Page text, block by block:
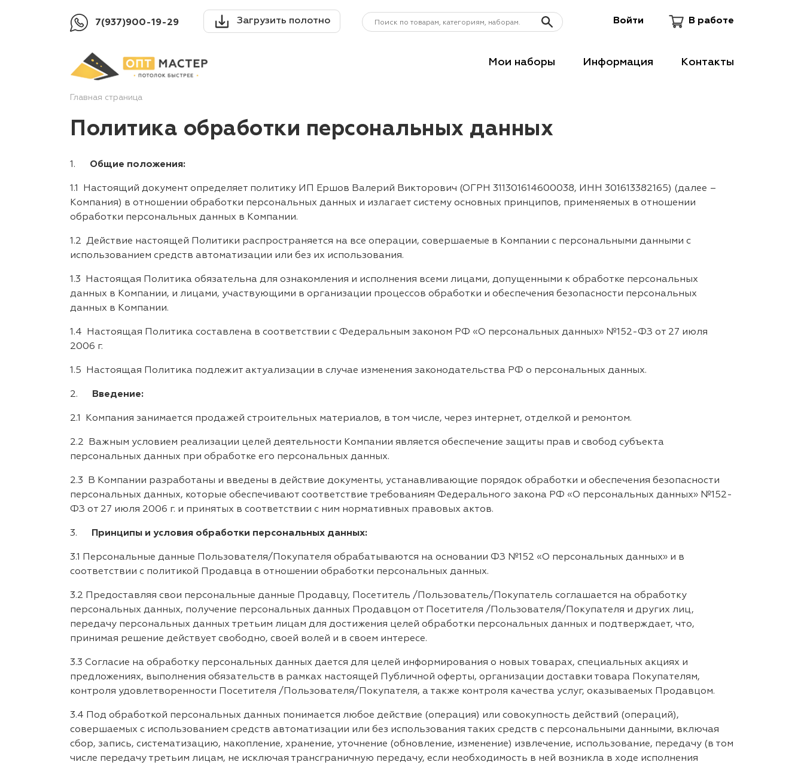
7(937)900-19-29 Загрузить полотно Войти В работе
Мои наборы Информация Контакты
Главная страница
Политика обработки персональных данных
1. Общие положения:
1.1 Настоящий документ определяет политику ИП Ершов Валерий Викторович (ОГРН 311301614600038, ИНН 301613382165) (далее –
Компания) в отношении обработки персональных данных и излагает систему основных принципов, применяемых в отношении
обработки персональных данных в Компании.
1.2 Действие настоящей Политики распространяется на все операции, совершаемые в Компании с персональными данными с
использованием средств автоматизации или без их использования.
1.3 Настоящая Политика обязательна для ознакомления и исполнения всеми лицами, допущенными к обработке персональных
данных в Компании, и лицами, участвующими в организации процессов обработки и обеспечения безопасности персональных
данных в Компании.
1.4 Настоящая Политика составлена в соответствии с Федеральным законом РФ «О персональных данных» №152-ФЗ от 27 июля
2006 г.
1.5 Настоящая Политика подлежит актуализации в случае изменения законодательства РФ о персональных данных.
2. Введение:
2.1 Компания занимается продажей строительных материалов, в том числе, через интернет, отделкой и ремонтом.
2.2 Важным условием реализации целей деятельности Компании является обеспечение защиты прав и свобод субъекта
персональных данных при обработке его персональных данных.
2.3 В Компании разработаны и введены в действие документы, устанавливающие порядок обработки и обеспечения безопасности
персональных данных, которые обеспечивают соответствие требованиям Федерального закона РФ «О персональных данных» №152-
ФЗ от 27 июля 2006 г. и принятых в соответствии с ним нормативных правовых актов.
3. Принципы и условия обработки персональных данных:
3.1 Персональные данные Пользователя/Покупателя обрабатываются на основании ФЗ №152 «О персональных данных» и в
соответствии с политикой Продавца в отношении обработки персональных данных.
3.2 Предоставляя свои персональные данные Продавцу, Посетитель /Пользователь/Покупатель соглашается на обработку
персональных данных, получение персональных данных Продавцом от Посетителя /Пользователя/Покупателя и других лиц,
передачу персональных данных третьим лицам для достижения целей обработки персональных данных и подтверждает, что,
принимая решение действует свободно, своей волей и в своем интересе.
3.3 Согласие на обработку персональных данных дается для целей информирования о новых товарах, специальных акциях и
предложениях, выполнения обязательств в рамках настоящей Публичной оферты, организации доставки товара Покупателям,
контроля удовлетворенности Посетителя /Пользователя/Покупателя, а также контроля качества услуг, оказываемых Продавцом.
3.4 Под обработкой персональных данных понимается любое действие (операция) или совокупность действий (операций),
совершаемых с использованием средств автоматизации или без использования таких средств с персональными данными, включая
сбор, запись, систематизацию, накопление, хранение, уточнение (обновление, изменение) извлечение, использование, передачу (в том
числе передачу третьим лицам, не исключая трансграничную передачу, если необходимость в ней возникла в ходе исполнения